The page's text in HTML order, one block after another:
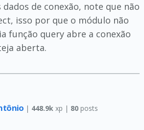
de conexão, note que não
isso por que o módulo não
função query abre a conexão
aberta.
| 448.9k xp | 80 posts